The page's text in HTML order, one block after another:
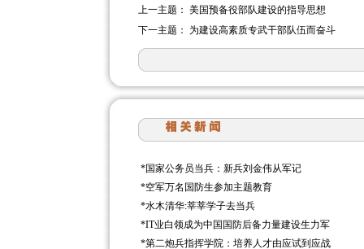
上一主题： 美国预备役部队建设的指导思想
下一主题： 为建设高素质专武干部队伍而奋斗
*国家公务员当兵：新兵刘金伟从军记
*空军万名国防生参加主题教育
*水木清华:莘莘学子去当兵
*IT业白领成为中国国防后备力量建设生力军
*第二炮兵指挥学院：培养人才由应试到应战